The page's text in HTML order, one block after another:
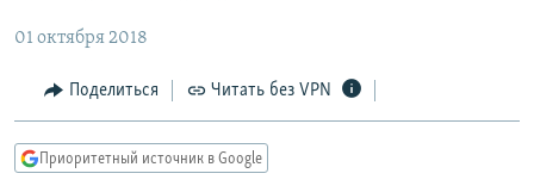
Вернутся
Вернутся
МНЕНИЯ
КУЛЬТУРА
КАВКАЗ.РЕАЛИИ
01 октября 2018
Поделиться Читать без VPN
Приоритетный источник в Google